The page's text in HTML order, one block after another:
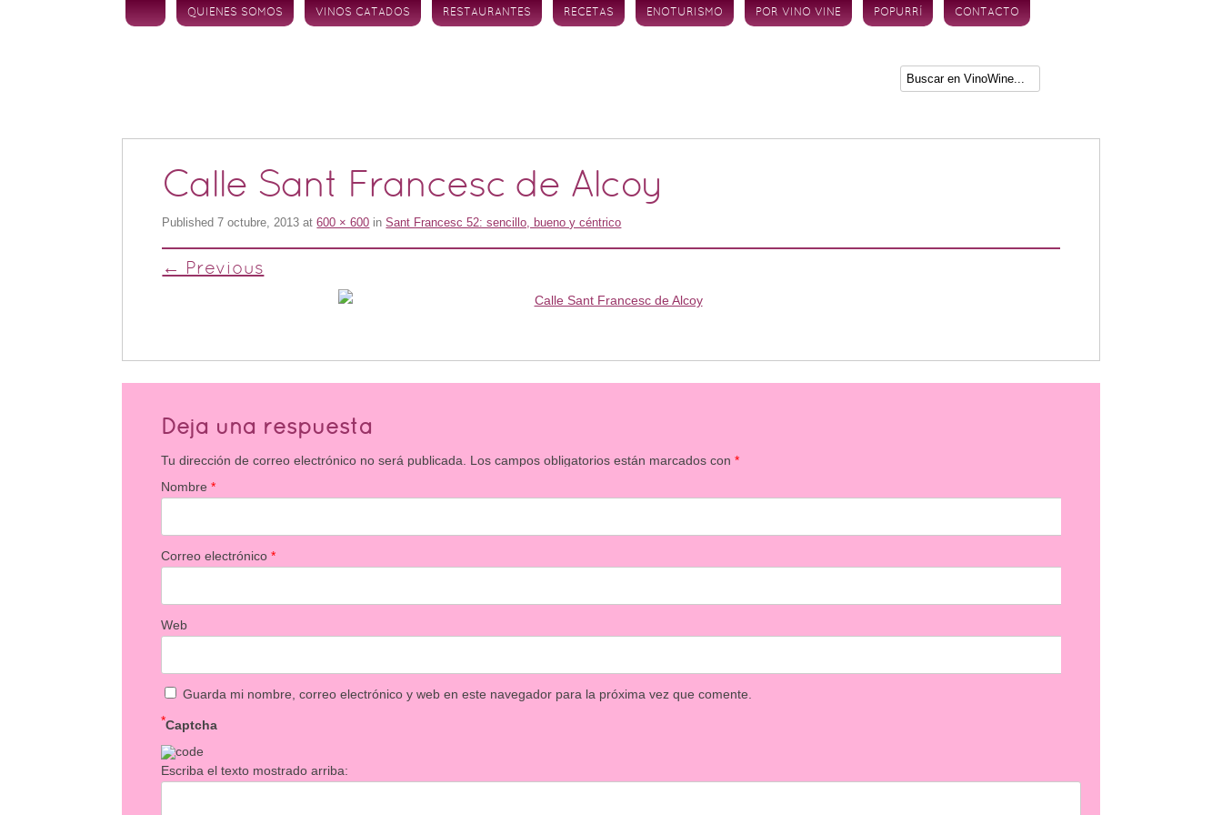
Skip to content
QUIENES SOMOS VINOS CATADOS RESTAURANTES RECETAS ENOTURISMO POR VINO VINE POPURRÍ CONTACTO
Calle Sant Francesc de Alcoy
Published7 octubre, 2013 at600 × 600 inSant Francesc 52: sencillo, bueno y céntrico
← Previous
Deja una respuesta
Tu dirección de correo electrónico no será publicada. Los campos obligatorios están marcados con*
Nombre*
Correo electrónico*
Web
Guarda mi nombre, correo electrónico y web en este navegador para la próxima vez que comente.
Captcha
*
Escriba el texto mostrado arriba: